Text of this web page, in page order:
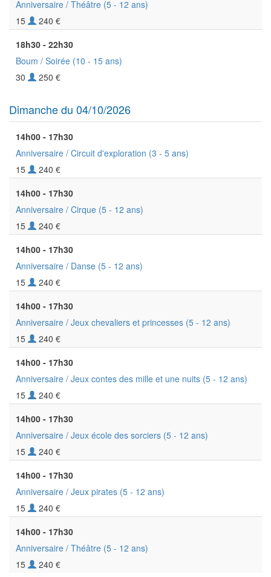
Anniversaire / Théâtre (5 - 12 ans)
15
240 €
18h30 - 22h30
Boum / Soirée (10 - 15 ans)
30
250 €
Dimanche du 04/10/2026
14h00 - 17h30
Anniversaire / Circuit d'exploration (3 - 5 ans)
15
240 €
14h00 - 17h30
Anniversaire / Cirque (5 - 12 ans)
15
240 €
14h00 - 17h30
Anniversaire / Danse (5 - 12 ans)
15
240 €
14h00 - 17h30
Anniversaire / Jeux chevaliers et princesses (5 - 12 ans)
15
240 €
14h00 - 17h30
Anniversaire / Jeux contes des mille et une nuits (5 - 12 ans)
15
240 €
14h00 - 17h30
Anniversaire / Jeux école des sorciers (5 - 12 ans)
15
240 €
14h00 - 17h30
Anniversaire / Jeux pirates (5 - 12 ans)
15
240 €
14h00 - 17h30
Anniversaire / Théâtre (5 - 12 ans)
15
240 €